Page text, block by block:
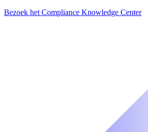
Bezoek het Compliance Knowledge Center